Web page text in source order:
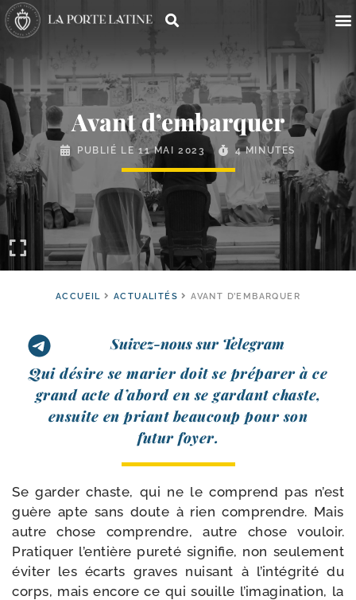
Avant d’embarquer
PUBLIÉ LE 11 MAI 2023 4 MINUTES
ACCUEIL ACTUALITÉS AVANT D’EMBARQUER
Suivez-nous sur Telegram
Qui désire se marier doit se pré­pa­rer à ce
grand acte d’abord en se gar­dant chaste,
ensuite en priant beau­coup pour son
futur foyer.
Se gar­der chaste, qui ne le com­prend pas n’est
guère apte sans doute à rien com­prendre. Mais
autre chose com­prendre, autre chose vou­loir.
Pratiquer l’entière pure­té signi­fie, non seule­ment
évi­ter les écarts graves nui­sant à l’intégrité du
corps, mais encore ce qui souille l’imagination, la